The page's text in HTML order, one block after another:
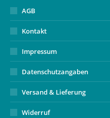
AGB
Kontakt
Impressum
Datenschutzangaben
Versand & Lieferung
Widerruf